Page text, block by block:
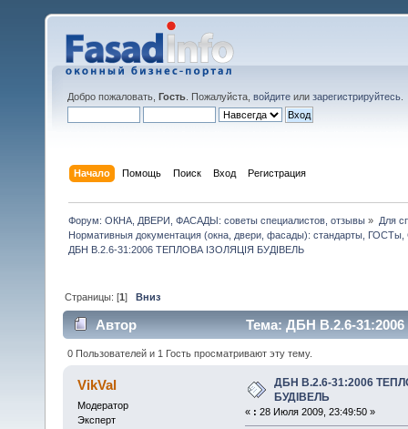
Добро пожаловать, Гость . Пожалуйста, войдите или зарегистрируйтесь
Начало Помощь Поиск Вход Регистрация
Форум: ОКНА, ДВЕРИ, ФАСАДЫ: советы специалистов, отзывы » Для
Нормативныя документация (окна, двери, фасады): стандарты,
ДБН В.2.6-31:2006 ТЕПЛОВА ІЗОЛЯЦІЯ БУДІВЕЛЬ
Страницы: [1]Вниз
Автор Тема: ДБН В.2.6-
0 Пользователей и 1 Гость просматривают эту тему.
VikVal
Модератор
Эксперт
ДБН В.2.6-31:2006
БУДІВЕЛЬ
« : 28 Июля 2009, 23:49:50 »